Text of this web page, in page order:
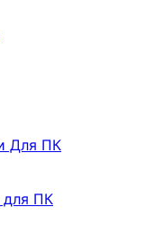
Для ПК
для ПК